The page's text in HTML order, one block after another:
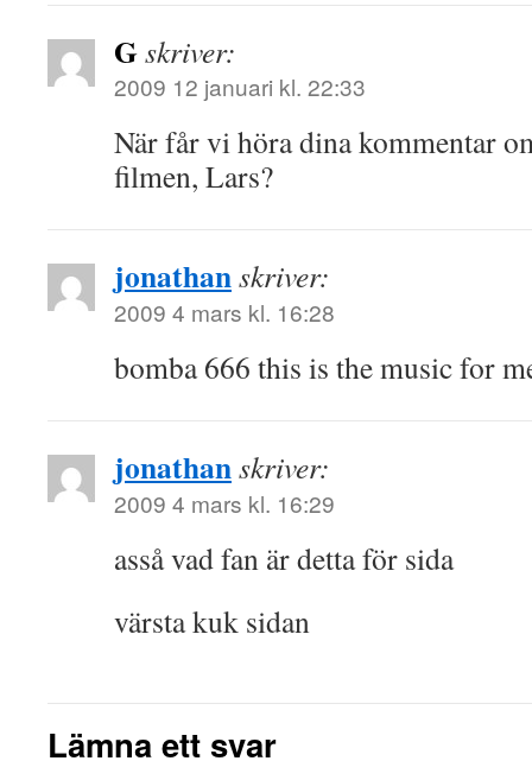
Gskriver:
2009 12 januari kl. 22:33
När får vi höra dina kommentar
filmen, Lars?
jonathanskriver:
2009 4 mars kl. 16:28
bomba 666 this is the music for
jonathanskriver:
2009 4 mars kl. 16:29
asså vad fan är detta för sida
värsta kuk sidan
Lämna ett svar